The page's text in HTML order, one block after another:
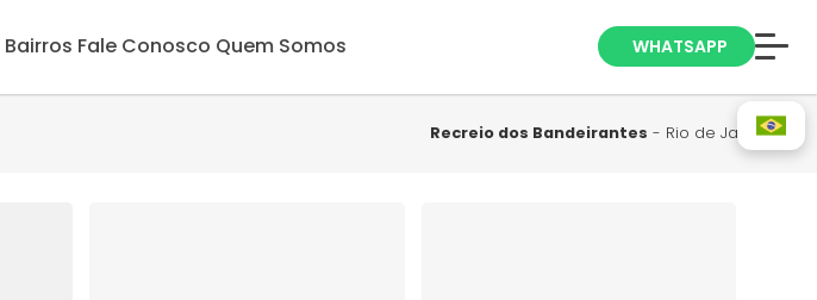
Bairros Fale Conosco Quem Somos WHATSAPP
Anuncie seu
Imóvel
Trabalhe Conosco
Recreio dos Bandeirantes - Rio de Janeiro